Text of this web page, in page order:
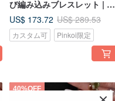
び編み込みブレスレット | 天
然ミャンマー産翡翠（A 貨） |
ギフト
US$ 173.72 US$ 289.53
カスタム可 Pinkoi限定
40%OFF